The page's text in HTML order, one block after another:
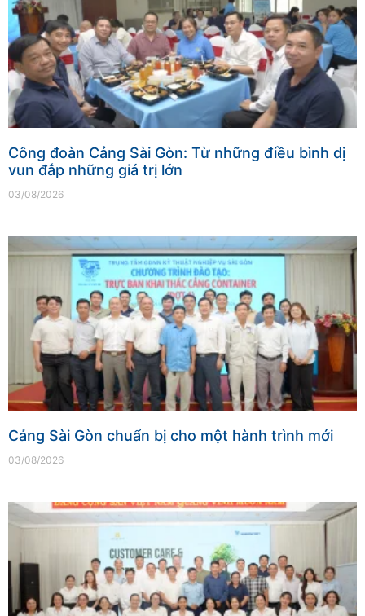
Công đoàn Cảng Sài Gòn: Từ những điều bình dị
vun đắp những giá trị lớn
03/08/2026
Cảng Sài Gòn chuẩn bị cho một hành trình mới
03/08/2026